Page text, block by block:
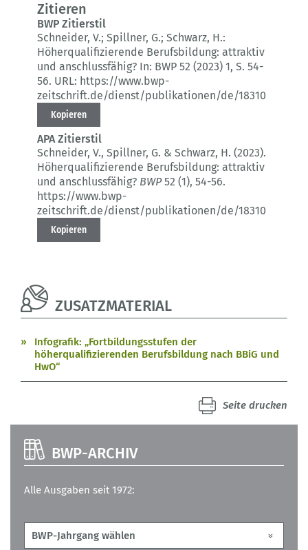
Zitieren
BWP Zitierstil
Schneider, V.; Spillner, G.; Schwarz, H.:
Höherqualifizierende Berufsbildung: attraktiv
und anschlussfähig? In: BWP 52 (2023) 1, S. 54-
56. URL: https://www.bwp-
zeitschrift.de/dienst/publikationen/de/18310
Kopieren
APA Zitierstil
Schneider, V., Spillner, G. & Schwarz, H. (2023).
Höherqualifizierende Berufsbildung: attraktiv
und anschlussfähig? BWP52 (1), 54-56.
https://www.bwp-
zeitschrift.de/dienst/publikationen/de/18310
Kopieren
ZUSATZMATERIAL
Infografik: „Fortbildungsstufen der
höherqualifizierenden Berufsbildung nach BBiG und
HwO“
Seite drucken
BWP-ARCHIV
Alle Ausgaben seit 1972: